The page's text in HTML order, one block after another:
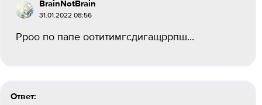
BrainNotBrain
31.01.2022 08:56
Рроо по папе оотитимгсдигащррпш​...
Ответ: